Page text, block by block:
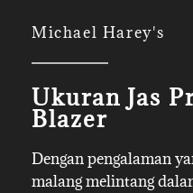
Michael Harey's
Ukuran Jas
Blazer
Dengan pengalaman
malang melintang